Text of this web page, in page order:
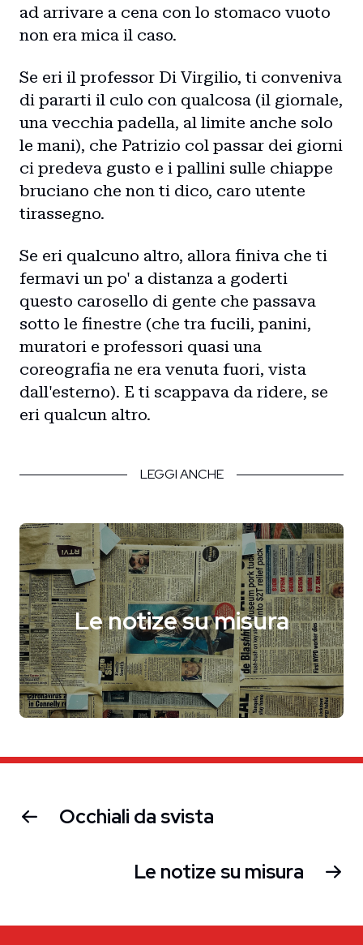
ad arrivare a cena con lo stomaco vuoto
non era mica il caso.
Se eri il professor Di Virgilio, ti conveniva
di pararti il culo con qualcosa (il giornale,
una vecchia padella, al limite anche solo
le mani), che Patrizio col passar dei giorni
ci predeva gusto e i pallini sulle chiappe
bruciano che non ti dico, caro utente
tirassegno.
Se eri qualcuno altro, allora finiva che ti
fermavi un po' a distanza a goderti
questo carosello di gente che passava
sotto le finestre (che tra fucili, panini,
muratori e professori quasi una
coreografia ne era venuta fuori, vista
dall'esterno). E ti scappava da ridere, se
eri qualcun altro.
LEGGI ANCHE
Le notize su misura
Occhiali da svista
Le notize su misura